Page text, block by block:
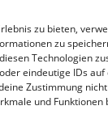
zu bieten,
zu
Technologien
eindeutige IDs auf
Zustimmung
und